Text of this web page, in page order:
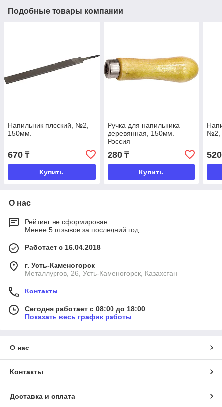
Подобные товары компании
Напильник плоский, №2,
150мм.
670 ₸
Купить
Ручка для напильника
деревянная, 150мм.
Россия
280₸
Купить
№2,
520
О нас
Рейтинг не сформирован
Менее 5 отзывов за последний год
Работает с 16.04.2018
г. Усть-Каменогорск
Металлургов, 26, Усть-Каменогорск, Казахстан
Контакты
Сегодня работает с 08:00 до 18:00
Показать весь график работы
О нас
Контакты
Доставка и оплата